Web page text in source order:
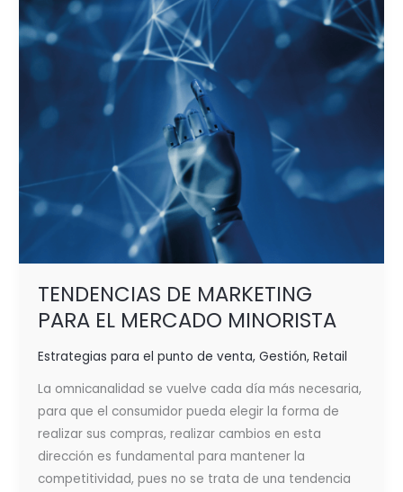
TENDENCIAS DE MARKETING
PARA EL MERCADO MINORISTA
Estrategias para el punto de venta, Gestión, Retail
La omnicanalidad se vuelve cada día más necesaria,
para que el consumidor pueda elegir la forma de
realizar sus compras, realizar cambios en esta
dirección es fundamental para mantener la
competitividad, pues no se trata de una tendencia
MERCADO
MINORISTA